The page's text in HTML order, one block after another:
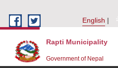
English
Rapti Municipality
Government of Nepal